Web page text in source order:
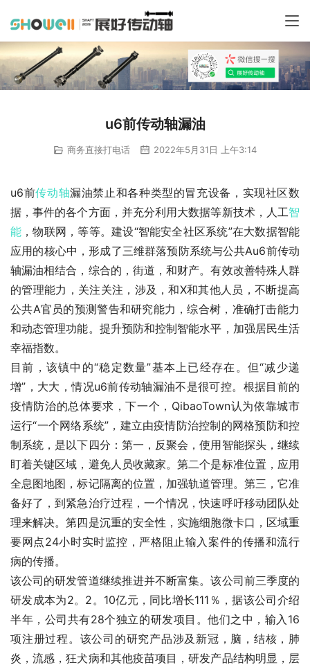
u6前传动轴漏油
商务直接打电话 2022年5月31日 上午3:14
u6前传动轴漏油禁止和各种类型的冒充设备，实现社区数
据，事件的各个方面，并充分利用大数据等新技术，人工智
能 ，物联网，等等。建设“智能安全社区系统”在大数据智能
应用的核心中，形成了三维群落预防系统与公共Au6前传动
轴漏油相结合，综合的，街道，和财产。有效改善特殊人群
的管理能力，关注关注，涉及，和X和其他人员，不断提高
公共A官员的预测警告和研究能力，综合树，准确打击能力
和动态管理功能。提升预防和控制智能水平，加强居民生活
幸福指数。
目前，该镇中的“稳定数量”基本上已经存在。但“减少递
增”，大大，情况u6前传动轴漏油不是很可控。根据目前的
疫情防治的总体要求，下一个，QibaoTown认为依靠城市
运行“一个网络系统”，建立由疫情防治控制的网格预防和控
制系统，是以下四分：第一，反聚会，使用智能探头，继续
盯着关键区域，避免人员收藏家。第二个是标准位置，应用
全息图地图，标记隔离的位置，加强轨道管理。第三，它准
备好了，到紧急治疗过程，一个情况，快速呼吁移动团队处
理来解决。第四是沉重的安全性，实施细胞微卡口，区域重
要网点24小时实时监控，严格阻止输入案件的传播和流行
病的传播。
该公司的研发管道继续推进并不断富集。该公司前三季度的
研发成本为2。2。10亿元，同比增长111％，据该公司介绍
半年，公司共有28个独立的研发项目。他们之中，输入16
项注册过程。该公司的研究产品涉及新冠，脑，结核，肺
炎，流感，狂犬病和其他疫苗项目，研发产品结构明显，层